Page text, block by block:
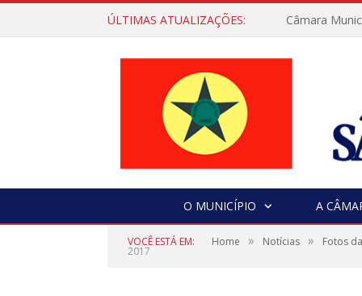
ÚLTIMAS ATUALIZAÇÕES: Câmara
O MUNICÍPIO A
VOCÊ ESTÁ EM: Home » Notícias » Fotos
2017